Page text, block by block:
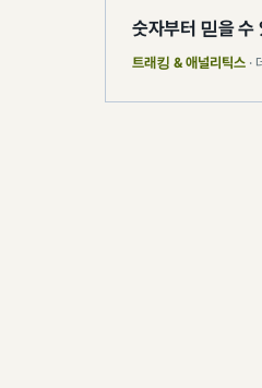
숫자부터 믿을 수
트래킹 & 애널리틱스 ·